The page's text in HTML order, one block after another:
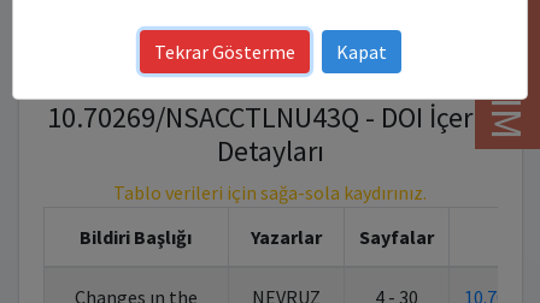
Kitap DOI Numarası:
10.70269/NSACCTLNU43Q - DOI İçerik
Detayları
Tablo verileri için sağa-sola kaydırınız.
Bildiri Başlığı
Yazarlar Sayfalar
Changes ın the
NEVRUZ
4 - 30
YARDIM
Tekrar Gösterme Kapat